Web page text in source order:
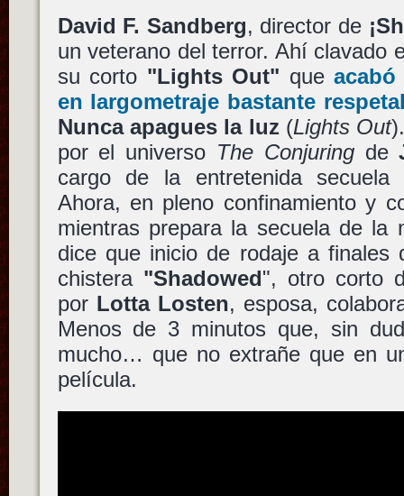
David F. Sandberg, director de
un veterano del terror. Ahí clavado
su corto "Lights Out" que
en largometraje bastante
Nunca apagues la luz(Lights Out
por el universo The Conjuringde
cargo de la entretenida secuela
Ahora, en pleno confinamiento y
mientras prepara la secuela de la
dice que inicio de rodaje a
chistera "Shadowed", otro corto
por Lotta Losten, esposa,
Menos de 3 minutos que, sin
mucho… que no extrañe que en
película.